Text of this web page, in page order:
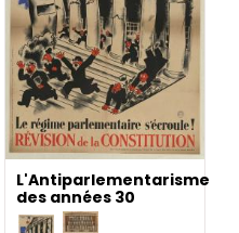
L'Antiparlementarisme
des années 30